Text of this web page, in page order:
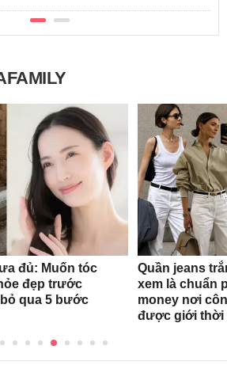
đủ: Muốn tóc
đẹp trước
qua 5 bước
Quần jeans
xem là chuẩn
money nơi
được giới thời